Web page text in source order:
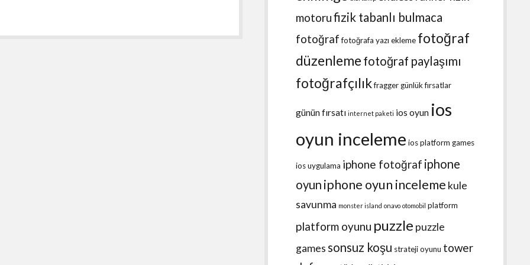
motorufizik tabanlı bulmaca
fotoğraf fotoğrafa yazı ekleme fotoğraf
düzenleme fotoğraf paylaşımı
fotoğrafçılıkfraggergünlük fırsatlar
günün fırsatı internet paketi ios oyun ios
oyun inceleme ios platform games
ios uygulama iphone fotoğraf iphone
oyun iphone oyun inceleme kule
savunma monster island onavo otomobil platform
platform oyunu puzzle puzzle
games sonsuz koşu strateji oyunu tower